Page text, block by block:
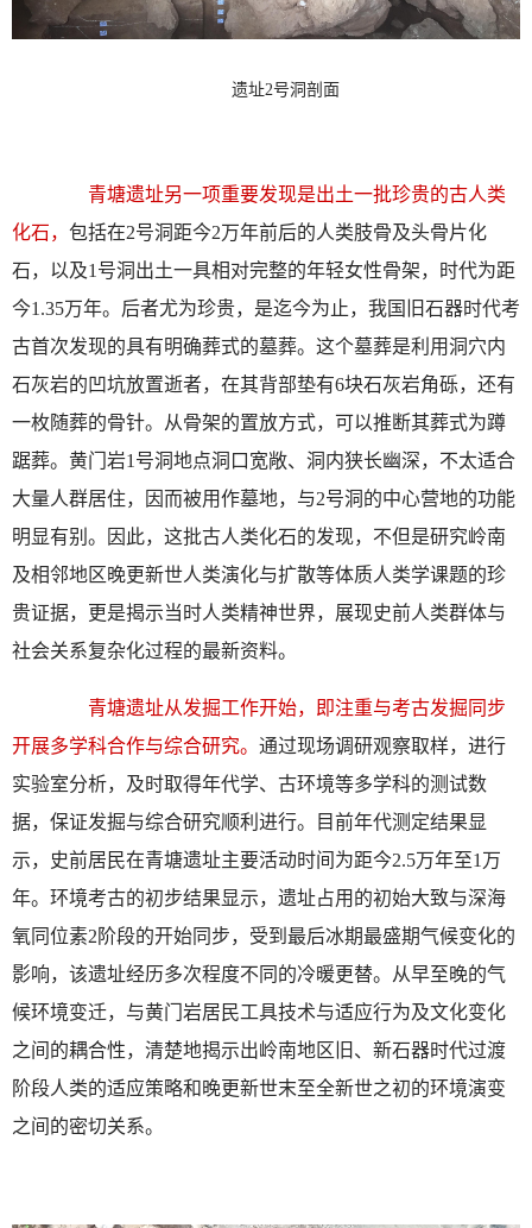
遗址2号洞剖面
青塘遗址另一项重要发现是出土一批珍贵的古人类
化石， 包括在2号洞距今2万年前后的人类肢骨及头骨片化
石，以及1号洞出土一具相对完整的年轻女性骨架，时代为距
今1.35万年。后者尤为珍贵，是迄今为止，我国旧石器时代考
古首次发现的具有明确葬式的墓葬。这个墓葬是利用洞穴内
石灰岩的凹坑放置逝者，在其背部垫有6块石灰岩角砾，还有
一枚随葬的骨针。从骨架的置放方式，可以推断其葬式为蹲
踞葬。黄门岩1号洞地点洞口宽敞、洞内狭长幽深，不太适合
大量人群居住，因而被用作墓地，与2号洞的中心营地的功能
明显有别。因此，这批古人类化石的发现，不但是研究岭南
及相邻地区晚更新世人类演化与扩散等体质人类学课题的珍
贵证据，更是揭示当时人类精神世界，展现史前人类群体与
社会关系复杂化过程的最新资料。
青塘遗址从发掘工作开始，即注重与考古发掘同步
开展多学科合作与综合研究。 通过现场调研观察取样，进行
实验室分析，及时取得年代学、古环境等多学科的测试数
据，保证发掘与综合研究顺利进行。目前年代测定结果显
示，史前居民在青塘遗址主要活动时间为距今2.5万年至1万
年。环境考古的初步结果显示，遗址占用的初始大致与深海
氧同位素2阶段的开始同步，受到最后冰期最盛期气候变化的
影响，该遗址经历多次程度不同的冷暖更替。从早至晚的气
候环境变迁，与黄门岩居民工具技术与适应行为及文化变化
之间的耦合性，清楚地揭示出岭南地区旧、新石器时代过渡
阶段人类的适应策略和晚更新世末至全新世之初的环境演变
之间的密切关系。